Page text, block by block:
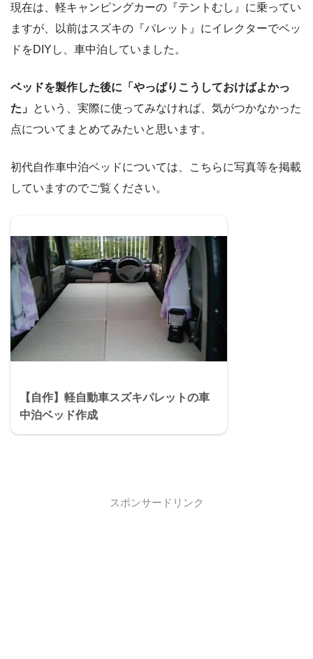
現在は、軽キャンピングカーの『テントむし』に乗ってい
ますが、以前はスズキの『パレット』にイレクターでベッ
ドをDIYし、車中泊していました。
ベッドを製作した後に「やっぱりこうしておけばよかっ
た」 という、実際に使ってみなければ、気がつかなかった
点についてまとめてみたいと思います。
初代自作車中泊ベッドについては、こちらに写真等を掲載
していますのでご覧ください。
【自作】軽自動車スズキパレットの車
中泊ベッド作成
スポンサードリンク